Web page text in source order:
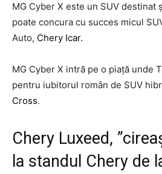
MG Cyber X este un SUV destinat
poate concura cu succes micul
Auto, Chery Icar.
MG Cyber X intră pe o piață unde
pentru iubitorul român de SUV
Cross.
Chery Luxeed,
la standul Chery de